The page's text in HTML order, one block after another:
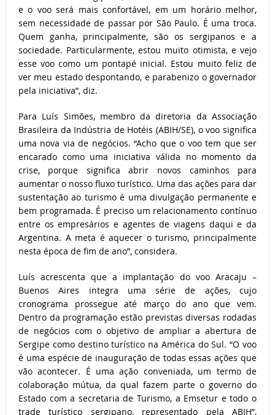
e o voo será mais confortável, em um horário melhor,
sem necessidade de passar por São Paulo. É uma troca.
Quem ganha, principalmente, são os sergipanos e a
sociedade. Particularmente, estou muito otimista, e vejo
esse voo como um pontapé inicial. Estou muito feliz de
ver meu estado despontando, e parabenizo o governador
pela iniciativa”, diz.
Para Luís Simões, membro da diretoria da Associação
Brasileira da Indústria de Hotéis (ABIH/SE), o voo significa
uma nova via de negócios. “Acho que o voo tem que ser
encarado como uma iniciativa válida no momento da
crise, porque significa abrir novos caminhos para
aumentar o nosso fluxo turístico. Uma das ações para dar
sustentação ao turismo é uma divulgação permanente e
bem programada. É preciso um relacionamento contínuo
entre os empresários e agentes de viagens daqui e da
Argentina. A meta é aquecer o turismo, principalmente
nesta época de fim de ano”, considera.
Luís acrescenta que a implantação do voo Aracaju –
Buenos Aires integra uma série de ações, cujo
cronograma prossegue até março do ano que vem.
Dentro da programação estão previstas diversas rodadas
de negócios com o objetivo de ampliar a abertura de
Sergipe como destino turístico na América do Sul. “O voo
é uma espécie de inauguração de todas essas ações que
vão acontecer. É uma ação conveniada, um termo de
colaboração mútua, da qual fazem parte o governo do
Estado com a secretaria de Turismo, a Emsetur e todo o
trade turístico sergipano, representado pela ABIH”,